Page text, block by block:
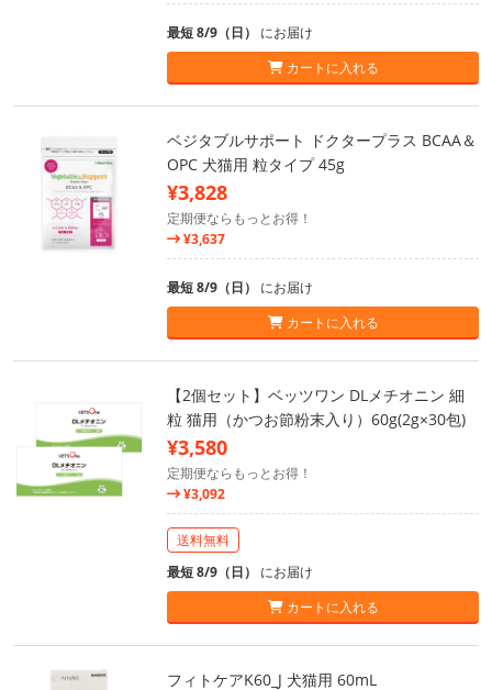
最短 8/9（日） にお届け
カートに入れる
ベジタブルサポート ドクタープラス BCAA＆
OPC 犬猫用 粒タイプ 45g
¥3,828
定期便ならもっとお得！
¥3,637
最短 8/9（日） にお届け
カートに入れる
【2個セット】ベッツワン DLメチオニン 細
粒 猫用（かつお節粉末入り）60g(2g×30包)
¥3,580
定期便ならもっとお得！
¥3,092
送料無料
最短 8/9（日） にお届け
カートに入れる
フィトケアK60_J 犬猫用 60mL